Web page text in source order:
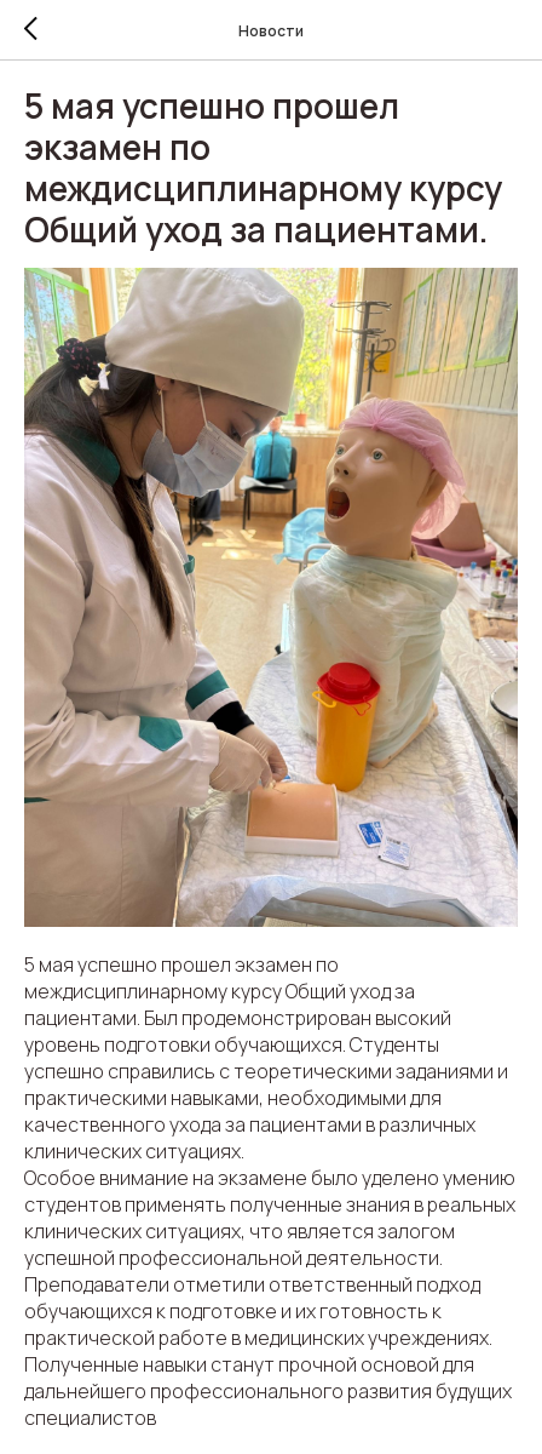
Новости
5 мая успешно прошел
экзамен по
междисциплинарному курсу
Общий уход за пациентами.
5 мая успешно прошел экзамен по
междисциплинарному курсу Общий уход за
пациентами. Был продемонстрирован высокий
уровень подготовки обучающихся. Студенты
успешно справились с теоретическими заданиями и
практическими навыками, необходимыми для
качественного ухода за пациентами в различных
клинических ситуациях.
Особое внимание на экзамене было уделено умению
студентов применять полученные знания в реальных
клинических ситуациях, что является залогом
успешной профессиональной деятельности.
Преподаватели отметили ответственный подход
обучающихся к подготовке и их готовность к
практической работе в медицинских учреждениях.
Полученные навыки станут прочной основой для
дальнейшего профессионального развития будущих
специалистов